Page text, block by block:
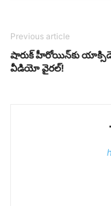
Previous article
షారుక్ హీరోయిన్‌కు
వీడియో వైరల్!